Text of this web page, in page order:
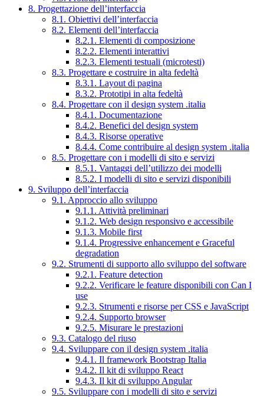
8. Progettazione dell’interfaccia
8.1. Obiettivi dell’interfaccia
8.2. Elementi dell’interfaccia
8.2.1. Elementi di composizione
8.2.2. Elementi interattivi
8.2.3. Elementi testuali (microtesti)
8.3. Progettare e costruire in alta fedeltà
8.3.1. Layout di pagina
8.3.2. Prototipi in alta fedeltà
8.4. Progettare con il design system .italia
8.4.1. Documentazione
8.4.2. Benefici del design system
8.4.3. Risorse operative
8.4.4. Come contribuire al design system .italia
8.5. Progettare con i modelli di sito e servizi
8.5.1. Vantaggi dell’utilizzo dei modelli
8.5.2. I modelli di sito e servizi disponibili
9. Sviluppo dell’interfaccia
9.1. Approccio allo sviluppo
9.1.1. Attività preliminari
9.1.2. Web design responsivo e accessibile
9.1.3. Mobile first
9.1.4. Progressive enhancement e Graceful
degradation
9.2. Strumenti di supporto allo sviluppo del software
9.2.1. Feature detection
9.2.2. Verificare le feature disponibili con Can I
use
9.2.3. Strumenti e risorse per CSS e JavaScript
9.2.4. Supporto browser
9.2.5. Misurare le prestazioni
9.3. Catalogo del riuso
9.4. Sviluppare con il design system .italia
9.4.1. Il framework Bootstrap Italia
9.4.2. Il kit di sviluppo React
9.4.3. Il kit di sviluppo Angular
9.5. Sviluppare con i modelli di sito e servizi